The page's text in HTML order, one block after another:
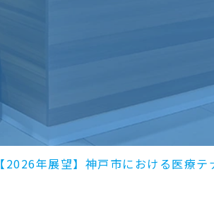
【2026年展望】神戸市における医療テ